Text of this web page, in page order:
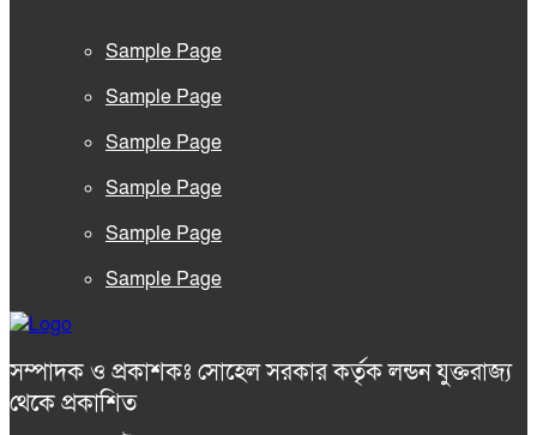
Sample Page
Sample Page
Sample Page
Sample Page
Sample Page
Sample Page
সম্পাদক ও প্রকাশকঃ সোহেল সরকার কর্তৃক লন্ডন যুক্তরাজ্য
থেকে প্রকাশিত